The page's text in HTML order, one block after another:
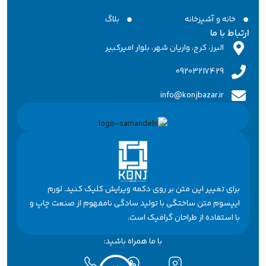
خانه و آشپزخانه
بلاگ
ارتباط با ما
البرز، کرج، واریان شهر، بلوار امیرکبیر
09203217429
info@konjbazar.ir
برای تغییر این متن بر روی دکمه ویرایش کلیک کنید. لورم
ایپسوم متن ساختگی با تولید سادگی نامفهوم از صنعت چاپ و
با استفاده از طراحان گرافیک است.
با ما همراه باشید: